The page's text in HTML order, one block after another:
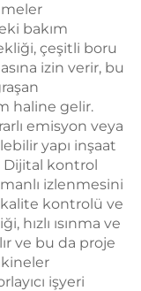
bakım
çeşitli boru
izin verir, bu
haline gelir.
emisyon veya
yapı inşaat
Dijital kontrol
izlenmesini
kontrolü ve
hızlı ısınma ve
ve bu da proje
işyeri